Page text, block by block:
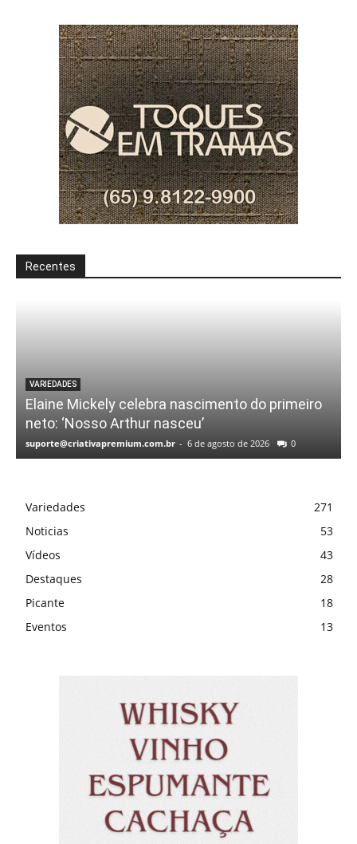
Recentes
VARIEDADES
Elaine Mickely celebra nascimento do primeiro
neto: ‘Nosso Arthur nasceu’
suporte@criativapremium.com.br - 6 de agosto de 2026 0
Variedades
271
Noticias
53
Vídeos
43
Destaques
28
Picante
18
Eventos
13